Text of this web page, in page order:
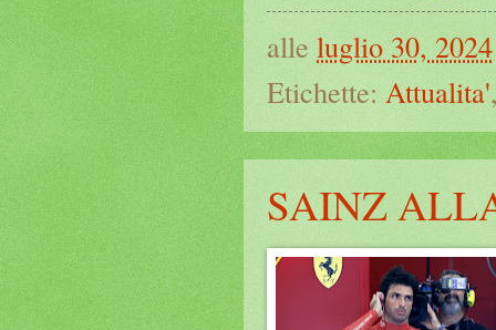
alle luglio 30, 2024
Etichette: Attualita'
SAINZ